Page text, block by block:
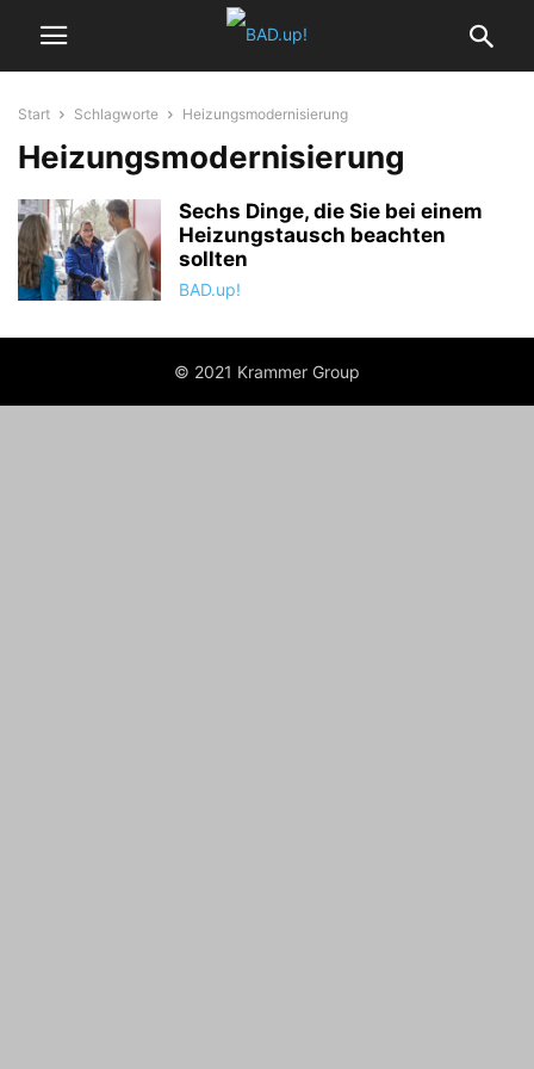
Start Schlagworte Heizungsmodernisierung
Heizungsmodernisierung
Sechs Dinge, die Sie bei einem
Heizungstausch beachten
sollten
BAD.up!
© 2021 Krammer Group